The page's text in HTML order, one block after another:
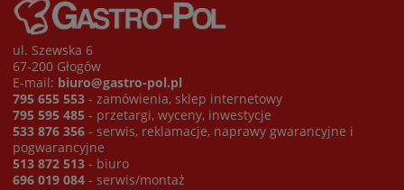
ul. Szewska 6
67-200 Głogów
E-mail: biuro@gastro-pol.pl
795 655 553 - zamówienia, sklep internetowy
795 595 485 - przetargi, wyceny, inwestycje
533 876 356 - serwis, reklamacje, naprawy gwarancyjne i
pogwarancyjne
513 872 513 - biuro
696 019 084 - serwis/montaż